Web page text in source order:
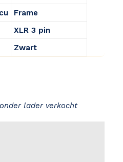
Frame
XLR 3 pin
Zwart
lader verkocht